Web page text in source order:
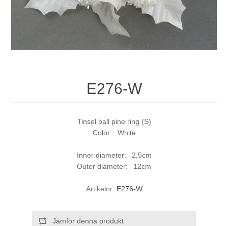
E276-W
Tinsel ball pine ring (S)
Color: White
Inner diameter: 2,5cm
Outer diameter: 12cm
Artikelnr: E276-W
Jämför denna produkt